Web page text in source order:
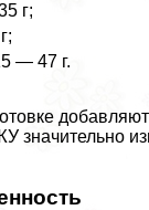
г;
— 47 г.
значительно